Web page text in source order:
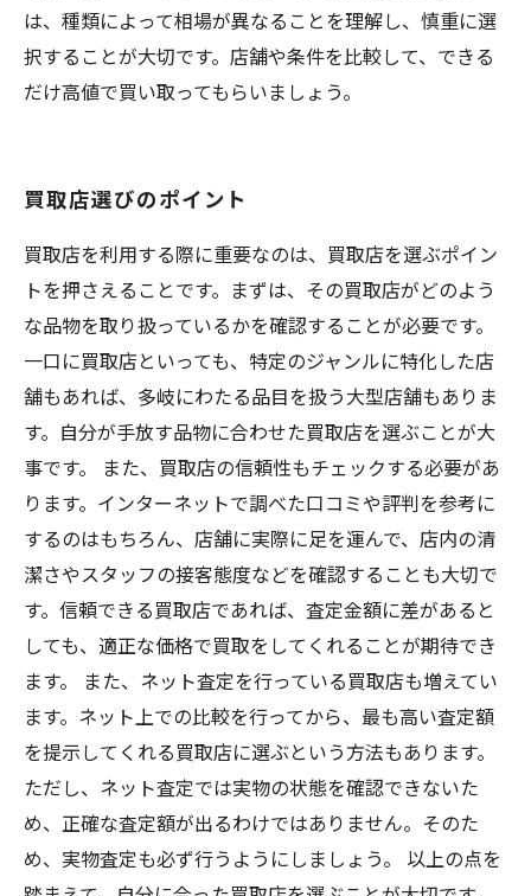
は、種類によって相場が異なることを理解し、慎重に選
択することが大切です。店舗や条件を比較して、できる
だけ高値で買い取ってもらいましょう。
買取店選びのポイント
買取店を利用する際に重要なのは、買取店を選ぶポイン
トを押さえることです。まずは、その買取店がどのよう
な品物を取り扱っているかを確認することが必要です。
一口に買取店といっても、特定のジャンルに特化した店
舗もあれば、多岐にわたる品目を扱う大型店舗もありま
す。自分が手放す品物に合わせた買取店を選ぶことが大
事です。 また、買取店の信頼性もチェックする必要があ
ります。インターネットで調べた口コミや評判を参考に
するのはもちろん、店舗に実際に足を運んで、店内の清
潔さやスタッフの接客態度などを確認することも大切で
す。信頼できる買取店であれば、査定金額に差があると
しても、適正な価格で買取をしてくれることが期待でき
ます。 また、ネット査定を行っている買取店も増えてい
ます。ネット上での比較を行ってから、最も高い査定額
を提示してくれる買取店に選ぶという方法もあります。
ただし、ネット査定では実物の状態を確認できないた
め、正確な査定額が出るわけではありません。そのた
め、実物査定も必ず行うようにしましょう。 以上の点を